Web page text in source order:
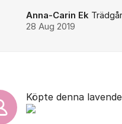
Anna-Carin Ek
28 Aug 2019
Köpte denna